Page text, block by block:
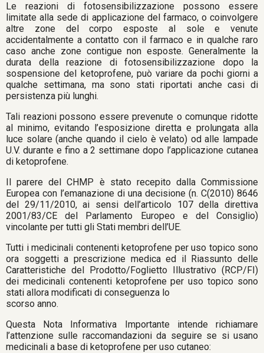
Le reazioni di fotosensibilizzazione possono essere
limitate alla sede di applicazione del farmaco, o coinvolgere
altre zone del corpo esposte al sole e venute
accidentalmente a contatto con il farmaco e in qualche raro
caso anche zone contigue non esposte. Generalmente la
durata della reazione di fotosensibilizzazione dopo la
sospensione del ketoprofene, può variare da pochi giorni a
qualche settimana, ma sono stati riportati anche casi di
persistenza più lunghi.
Tali reazioni possono essere prevenute o comunque ridotte
al minimo, evitando l’esposizione diretta e prolungata alla
luce solare (anche quando il cielo è velato) od alle lampade
U.V. durante e fino a 2 settimane dopo l’applicazione cutanea
di ketoprofene.
Il parere del CHMP è stato recepito dalla Commissione
Europea con l’emanazione di una decisione (n. C(2010) 8646
del 29/11/2010, ai sensi dell’articolo 107 della direttiva
2001/83/CE del Parlamento Europeo e del Consiglio)
vincolante per tutti gli Stati membri dell’UE.
Tutti i medicinali contenenti ketoprofene per uso topico sono
ora soggetti a prescrizione medica ed il Riassunto delle
Caratteristiche del Prodotto/Foglietto Illustrativo (RCP/FI)
dei medicinali contenenti ketoprofene per uso topico sono
stati allora modificati di conseguenza lo
scorso anno.
Questa Nota Informativa Importante intende richiamare
l’attenzione sulle raccomandazioni da seguire se si usano
medicinali a base di ketoprofene per uso cutaneo: